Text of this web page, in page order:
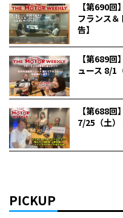
【第690
フランス
告】
【第689
ュース 8/1
【第688
7/25（土）
PICKUP